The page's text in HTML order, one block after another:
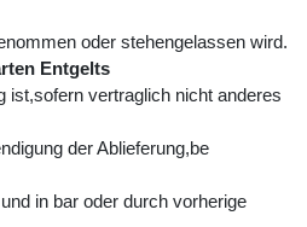
oder stehengelassen wird.
Entgelts
ist,sofern vertraglich nicht anderes
der Ablieferung,be
in bar oder durch vorherige